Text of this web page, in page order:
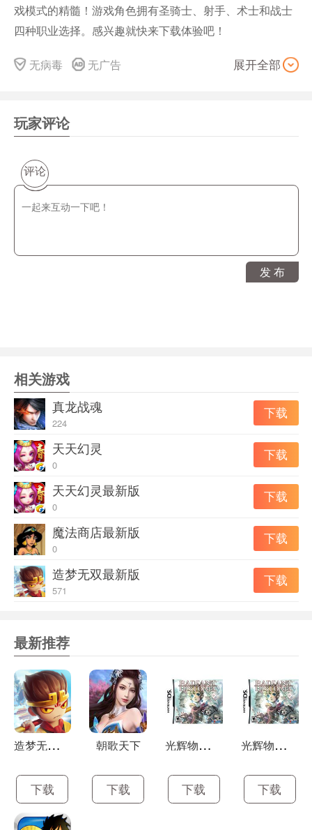
戏模式的精髓！游戏角色拥有圣骑士、射手、术士和战士
四种职业选择。感兴趣就快来下载体验吧！
游戏简介
着岁月流逝，贪婪和自私正腐坏着人们的内心。精英富豪
开始剥削利用穷人，王国也开始被黑暗笼罩。
之后，在一个贫民窟村庄的废墟中，诞生了一位注定要成
就一番大事的英雄…
再次让自己沉浸在最佳的手机动作类 RPG 游戏中。在令
3.每种角色都拥有不一样的主线剧情故事，更有隐藏副本
剧情等你探索。
游戏亮点
1.热血激烈的战斗带来沉浸式游戏体验。
2.令人兴奋的英雄职业自由选择，每种职业都有各自的优
势。
3.在全球PvP格斗场中对决，制霸全服排行。
无病毒 无广告 展开全部
玩家评论
评论
发 布
相关游戏
真龙战魂
224
下载
天天幻灵
0
下载
天天幻灵最新版
0
下载
魔法商店最新版
0
下载
造梦无双最新版
571
下载
最新推荐
造
梦无双正式版
下载
朝歌天下
下载
光
辉物语汉化版
下载
光
辉物语官方版
下载